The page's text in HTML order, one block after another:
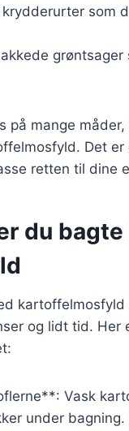
krydderurter som
grøntsager
på mange
Det
retten til dine
du
og lidt tid.
Vask
under